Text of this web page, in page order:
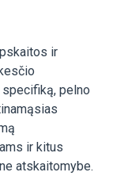
ir
pelno
ir kitus
atskaitomybe.